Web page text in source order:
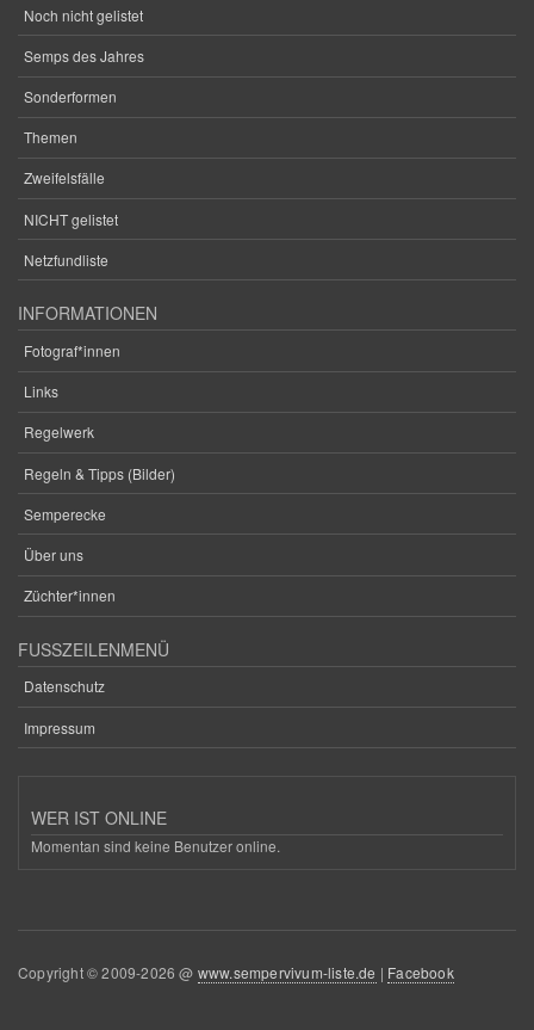
Noch nicht gelistet
Semps des Jahres
Sonderformen
Themen
Zweifelsfälle
NICHT gelistet
Netzfundliste
INFORMATIONEN
Fotograf*innen
Links
Regelwerk
Regeln & Tipps (Bilder)
Semperecke
Über uns
Züchter*innen
FUSSZEILENMENÜ
Datenschutz
Impressum
WER IST ONLINE
Momentan sind keine Benutzer online.
Copyright © 2009-2026 @ www.sempervivum-liste.de | Facebook